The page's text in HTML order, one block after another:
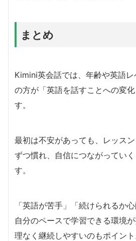
まとめ
Kimini英会話では、年齢や英語レ
の方が「英語を話すことへの変
す。
最初は不安があっても、レッス
ずつ慣れ、自信につながってい
す。
「英語が苦手」「続けられるか
自分のペースで学習できる環境
理なく継続しやすいのもポイント